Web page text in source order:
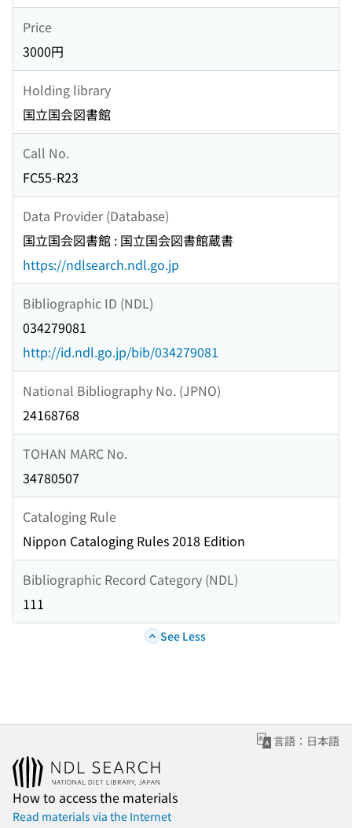
Price
3000円
Holding library
国立国会図書館
Call No.
FC55-R23
Data Provider (Database)
国立国会図書館 : 国立国会図書館蔵書
https://ndlsearch.ndl.go.jp
Bibliographic ID (NDL)
034279081
http://id.ndl.go.jp/bib/034279081
National Bibliography No. (JPNO)
24168768
TOHAN MARC No.
34780507
Cataloging Rule
Nippon Cataloging Rules 2018 Edition
Bibliographic Record Category (NDL)
111
See Less
言語：日本語
How to access the materials
Read materials via the Internet